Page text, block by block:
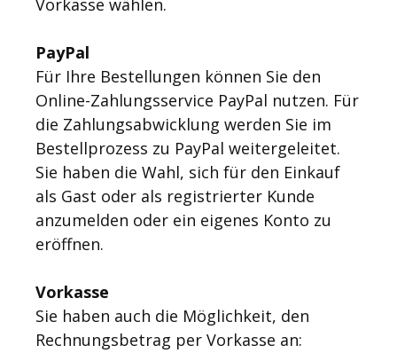
Vorkasse wählen.
PayPal
Für Ihre Bestellungen können Sie den
Online-Zahlungsservice PayPal nutzen. Für
die Zahlungsabwicklung werden Sie im
Bestellprozess zu PayPal weitergeleitet.
Sie haben die Wahl, sich für den Einkauf
als Gast oder als registrierter Kunde
anzumelden oder ein eigenes Konto zu
eröffnen.
Vorkasse
Sie haben auch die Möglichkeit, den
Rechnungsbetrag per Vorkasse an: